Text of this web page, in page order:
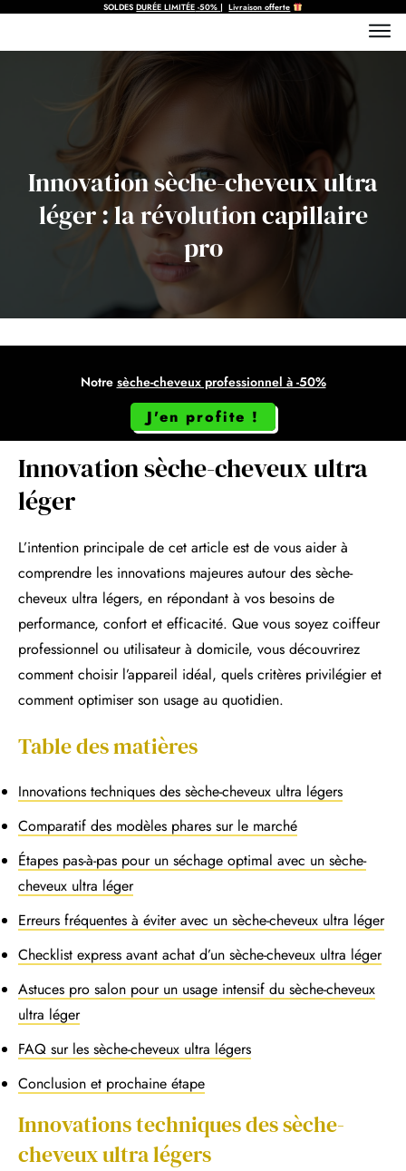
SOLDESDURÉE LIMITÉE -50% |Livraison offerte
Innovation sèche-cheveux ultra
léger : la révolution capillaire
pro
Notre sèche-cheveux professionnel à -50%
J'en profite !
Innovation sèche-cheveux ultra
léger
L’intention principale de cet article est de vous aider à
comprendre les innovations majeures autour des sèche-
cheveux ultra légers, en répondant à vos besoins de
performance, confort et efficacité. Que vous soyez coiffeur
professionnel ou utilisateur à domicile, vous découvrirez
comment choisir l’appareil idéal, quels critères privilégier et
comment optimiser son usage au quotidien.
Table des matières
Innovations techniques des sèche-cheveux ultra légers
Comparatif des modèles phares sur le marché
Étapes pas-à-pas pour un séchage optimal avec un sèche-
cheveux ultra léger
Erreurs fréquentes à éviter avec un sèche-cheveux ultra léger
Checklist express avant achat d’un sèche-cheveux ultra léger
Astuces pro salon pour un usage intensif du sèche-cheveux
ultra léger
FAQ sur les sèche-cheveux ultra légers
Conclusion et prochaine étape
Innovations techniques des sèche-
cheveux ultra légers